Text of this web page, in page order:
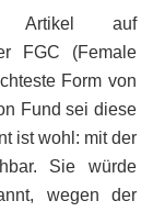
Artikel auf
FGC (Female
Form von
Fund sei diese
ist wohl: mit der
Sie würde
wegen der